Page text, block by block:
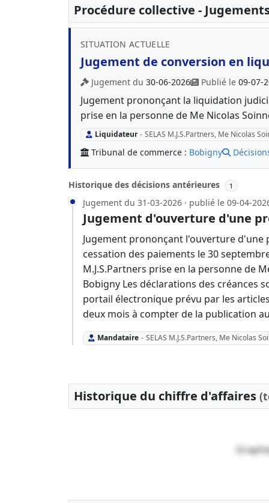
Procédure collective -
SITUATION ACTUELLE
Jugement de conversion en
Jugement du 30-06-2026 Publié le 09-07-
Jugement prononçant la liquidation
prise en la personne de Me Nicolas
Liquidateur - SELAS M.J.S.Partners, Me Nicolas
Tribunal de commerce : Bobigny
Historique des décisions antérieures 1
Jugement du 31-03-2026 · publié le 09-04-
Jugement d'ouverture d'une
Jugement prononçant l'ouverture
cessation des paiements le 30
M.J.S.Partners prise en la personne de
Bobigny Les déclarations des créances
portail électronique prévu par les
deux mois à compter de la publication
Mandataire - SELAS M.J.S.Partners, Me Nicolas
Historique du chiffre d'affaires